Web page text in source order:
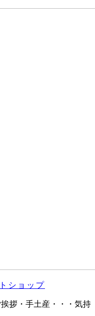
ショップ
拶・手土産・・・気持